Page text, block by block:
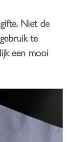
Niet de
te
een mooi